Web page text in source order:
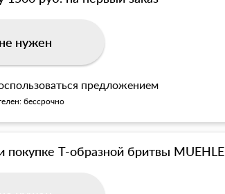
нужен
предложением
бессрочно
покупке Т-образной бритвы MUEHLE